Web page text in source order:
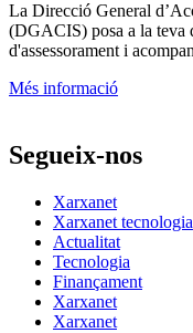
La Direcció General
(DGACIS) posa a la teva
d'assessorament i
Més informació
Segueix-nos
Xarxanet
Xarxanet tecnologia
Actualitat
Tecnologia
Finançament
Xarxanet
Xarxanet